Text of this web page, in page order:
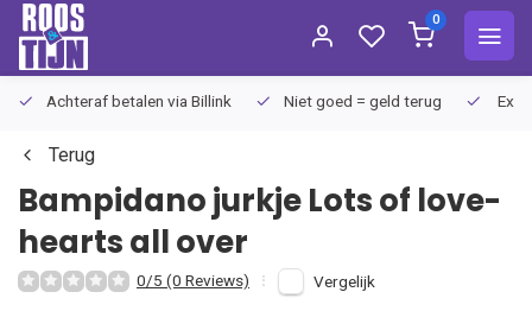
0
Achteraf betalen via Billink Niet goed = geld terug
Terug
Bampidanojurkje Lots of love-
hearts all over
0/5 (0 Reviews) Vergelijk